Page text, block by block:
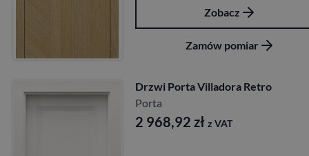
Zobacz
Zamów pomiar
Drzwi Porta Villadora Retro
Porta
2 968,92 zł z VAT